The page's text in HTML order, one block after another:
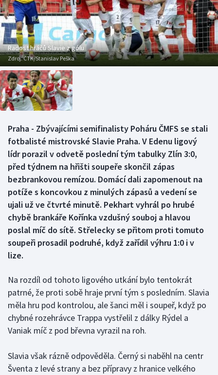
Americký fotbal
Baseball a softbal
Basketbal
Biatlon
Boby a skeleton
Box
Curling
Dostihy
Florbal
Futsal
Gymnastika
Házená
Jezdectví
Krasobruslení
NEPŘEHLÉDNĚTE
Soutěže
Historické návraty
Aplikace ČT sport
AZ kvíz
Radost hráčů Slavie z gólu
Zdroj:ČTK/Stanislav Peška
Praha - Zbývajícími semifinalisty Poháru ČMFS se stali
fotbalisté mistrovské Slavie Praha. V Edenu ligový
lídr porazil v odvetě poslední tým tabulky Zlín 3:0,
před týdnem na hřišti soupeře skončil zápas
bezbrankovou remízou. Domácí dali zapomenout na
potíže s koncovkou z minulých zápasů a vedení se
ujali už ve čtvrté minutě. Pekhart vyhrál po hrubé
chybě brankáře Kořínka vzdušný souboj a hlavou
poslal míč do sítě. Střelecky se přitom proti tomuto
soupeři prosadil podruhé, když zařídil výhru 1:0 i v
lize.
Na rozdíl od tohoto ligového utkání bylo tentokrát
patrné, že proti sobě hraje první tým s posledním. Slavia
měla hru pod kontrolou, ale šanci měl i soupeř, když po
chybné rozehrávce Trappa vystřelil z dálky Rýdel a
Vaniak míč z pod břevna vyrazil na roh.
Slavia však rázně odpověděla. Černý si naběhl na centr
Šventa z levé strany a bez přípravy z hranice velkého